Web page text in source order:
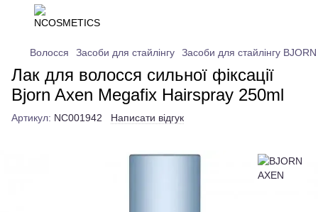
Волосся Засоби для стайлінгу Засоби для стайлінгу
Лак для волосся сильної фіксації
Bjorn Axen Megafix Hairspray 250ml
Артикул: NC001942 Написати відгук